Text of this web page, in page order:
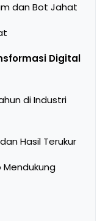
dan Bot Jahat
Digital
di Industri
Hasil Terukur
Mendukung